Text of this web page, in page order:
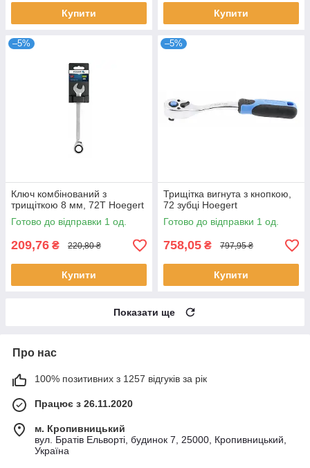
Купити Купити
–5%
Ключ комбінований з
трищіткою 8 мм, 72T Hoegert
Готово до відправки 1 од.
209,76 ₴ 220,80 ₴
Купити
–5%
Трищітка вигнута з кнопкою,
72 зубці Hoegert
Готово до відправки 1 од.
758,05 ₴ 797,95 ₴
Купити
Показати ще
Про нас
100% позитивних з 1257 відгуків за рік
Працює з 26.11.2020
м. Кропивницький
вул. Братів Ельворті, будинок 7, 25000, Кропивницький,
Україна